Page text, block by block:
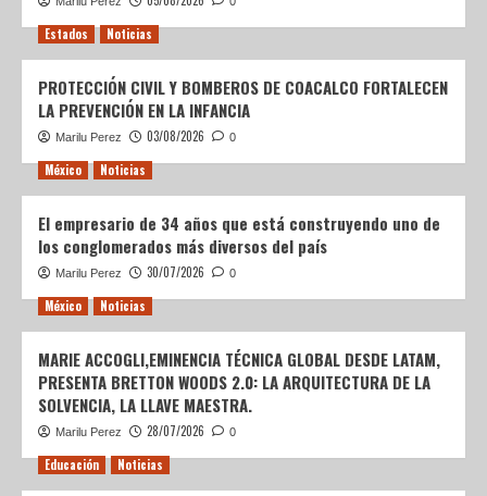
Estados Noticias
PROTECCIÓN CIVIL Y BOMBEROS DE COACALCO FORTALECEN
LA PREVENCIÓN EN LA INFANCIA
Marilu Perez 03/08/2026 0
México Noticias
El empresario de 34 años que está construyendo uno de
los conglomerados más diversos del país
Marilu Perez 30/07/2026 0
México Noticias
MARIE ACCOGLI,EMINENCIA TÉCNICA GLOBAL DESDE LATAM,
PRESENTA BRETTON WOODS 2.0: LA ARQUITECTURA DE LA
SOLVENCIA, LA LLAVE MAESTRA.
Marilu Perez 28/07/2026 0
Educación Noticias